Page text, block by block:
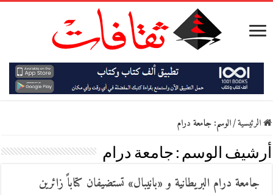
الرئيسية/الوسم:جامعة درام
أرشيف الوسم : جامعة درام
جامعة درام البريطانية و «بانيبال» تستضيفان كتاباً زائرين